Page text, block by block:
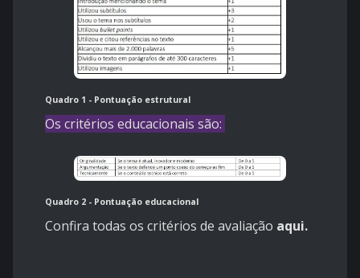
Quadro 1 - Pontuação estrutural
Os critérios educacionais são:
Quadro 2 - Pontuação educacional
Confira todas os critérios de avaliação aqui.